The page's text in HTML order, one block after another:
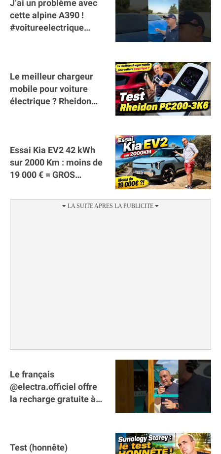
J’ai un problème avec
cette alpine A390 !
#voitureelectrique
Le meilleur chargeur
mobile pour voiture
électrique ? Rheidon
Essai Kia EV2 42 kWh
sur 2000 Km : moins de
19 000 € = GROS
Le français
@electra.officiel offre
la recharge gratuite à
Test (honnête)